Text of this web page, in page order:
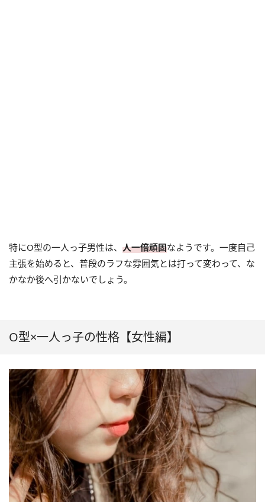
特にO型の一人っ子男性は、 人一倍頑固なようです。一度自己
主張を始めると、普段のラフな雰囲気とは打って変わって、な
かなか後へ引かないでしょう。
O型×一人っ子の性格【女性編】